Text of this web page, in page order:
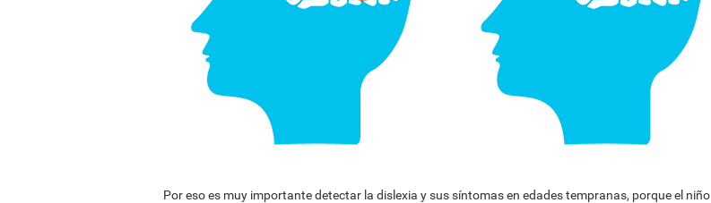
Por eso es muy importante detectar la dislexia y sus síntomas en edades tempranas, porque el niño